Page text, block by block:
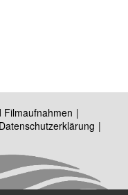
Filmaufnahmen
Datenschutzerklärung